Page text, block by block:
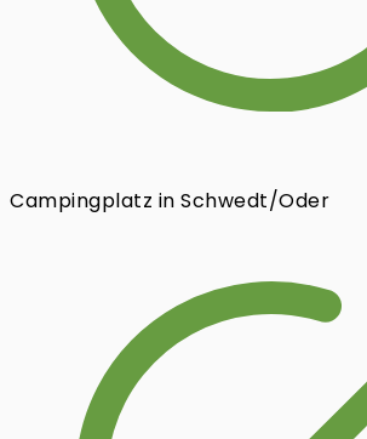
Campingplatz in Schwedt/Oder